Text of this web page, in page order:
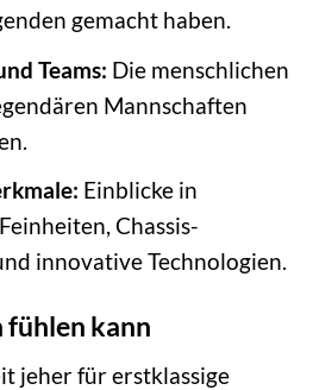
gemacht haben.
Teams: Die menschlichen
Mannschaften
Einblicke in
Chassis-
innovative Technologien.
fühlen kann
jeher für erstklassige